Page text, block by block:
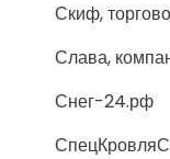
Скиф,
Слава,
Снег-24.рф